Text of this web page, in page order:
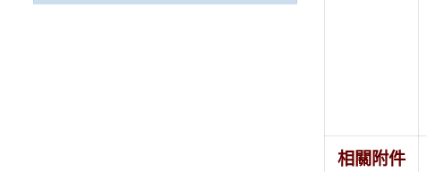
相關附件